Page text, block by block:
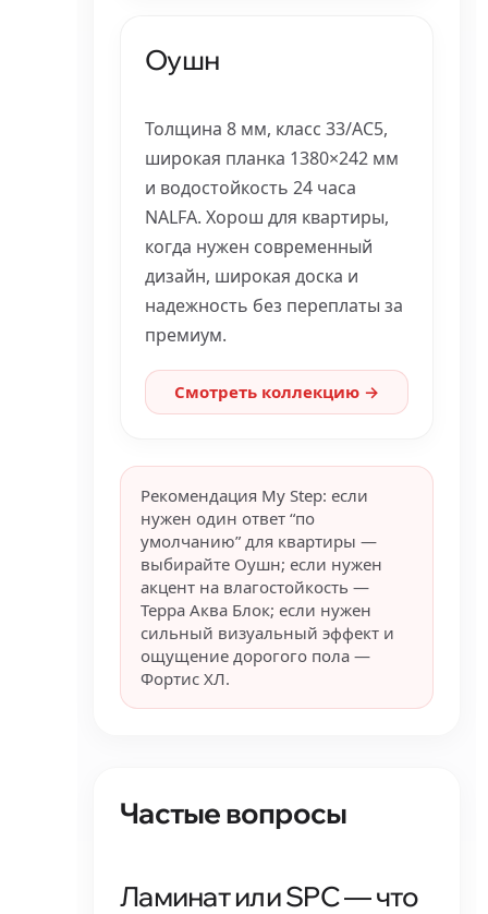
Оушн
Толщина 8 мм, класс 33/AC5,
широкая планка 1380×242 мм
и водостойкость 24 часа
NALFA. Хорош для квартиры,
когда нужен современный
дизайн, широкая доска и
надежность без переплаты за
премиум.
Смотреть коллекцию →
Рекомендация My Step: если
нужен один ответ “по
умолчанию” для квартиры —
выбирайте Оушн; если нужен
акцент на влагостойкость —
Терра Аква Блок; если нужен
сильный визуальный эффект и
ощущение дорогого пола —
Фортис ХЛ.
Частые вопросы
Ламинат или SPC — что